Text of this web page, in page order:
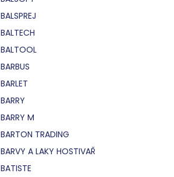
BALSPREJ
BALTECH
BALTOOL
BARBUS
BARLET
BARRY
BARRY M
BARTON TRADING
BARVY A LAKY HOSTIVAŘ
BATISTE